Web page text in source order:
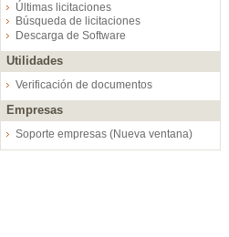
Últimas licitaciones
Búsqueda de licitaciones
Descarga de Software
Utilidades
Verificación de documentos
Empresas
Soporte empresas (Nueva ventana)